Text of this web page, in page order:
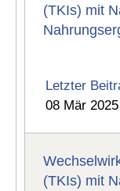
(TKIs) mit
Letzter
08 Mär
(TKIs) mit